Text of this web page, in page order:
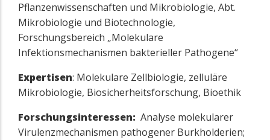
Pflanzenwissenschaften und Mikrobiologie, Abt.
Mikrobiologie und Biotechnologie,
Forschungsbereich „Molekulare
Infektionsmechanismen bakterieller Pathogene“
Expertisen: Molekulare Zellbiologie, zelluläre
Mikrobiologie, Biosicherheitsforschung, Bioethik
Forschungsinteressen: Analyse molekularer
Virulenzmechanismen pathogener Burkholderien;